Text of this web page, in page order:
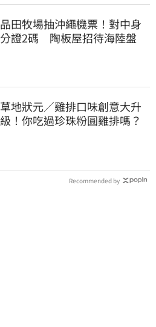
品田牧場抽沖繩機票！對中身
分證2碼 陶板屋招待海陸盤
草地狀元／雞排口味創意大升
級！你吃過珍珠粉圓雞排嗎？
Recommended by